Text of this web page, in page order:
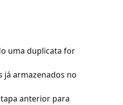
uma duplicata for
já armazenados no
anterior para